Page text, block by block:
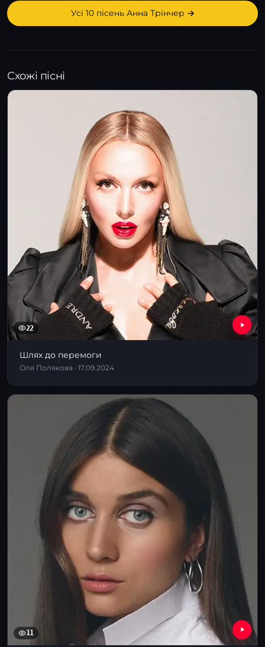
Усі 10 пісень Анна Трінчер →
Схожі пісні
22
Шлях до перемоги
Оля Полякова · 17.09.2024
11